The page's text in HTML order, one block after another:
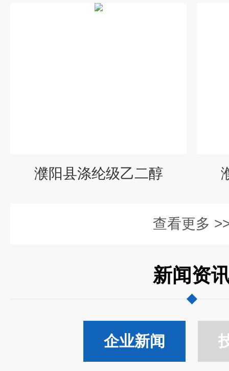
濮阳县涤纶级乙二醇
查看更多
新闻资
企业新闻